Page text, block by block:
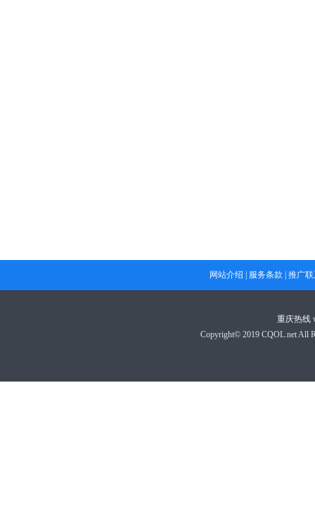
网站介绍 服务条款 推广
重庆热线
Copyright© 2019 CQOL.net All